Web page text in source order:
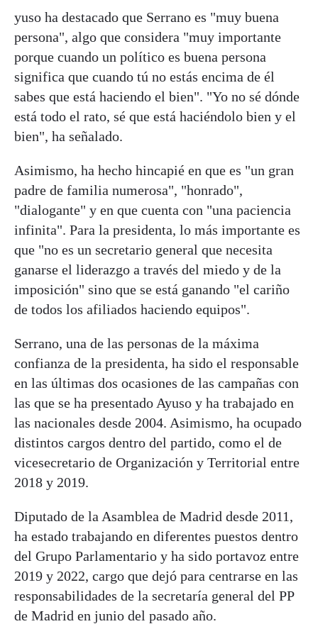
yuso ha destacado que Serrano es "muy buena
persona", algo que considera "muy importante
porque cuando un político es buena persona
significa que cuando tú no estás encima de él
sabes que está haciendo el bien". "Yo no sé dónde
está todo el rato, sé que está haciéndolo bien y el
bien", ha señalado.
Asimismo, ha hecho hincapié en que es "un gran
padre de familia numerosa", "honrado",
"dialogante" y en que cuenta con "una paciencia
infinita". Para la presidenta, lo más importante es
que "no es un secretario general que necesita
ganarse el liderazgo a través del miedo y de la
imposición" sino que se está ganando "el cariño
de todos los afiliados haciendo equipos".
Serrano, una de las personas de la máxima
confianza de la presidenta, ha sido el responsable
en las últimas dos ocasiones de las campañas con
las que se ha presentado Ayuso y ha trabajado en
las nacionales desde 2004. Asimismo, ha ocupado
distintos cargos dentro del partido, como el de
vicesecretario de Organización y Territorial entre
2018 y 2019.
Diputado de la Asamblea de Madrid desde 2011,
ha estado trabajando en diferentes puestos dentro
del Grupo Parlamentario y ha sido portavoz entre
2019 y 2022, cargo que dejó para centrarse en las
responsabilidades de la secretaría general del PP
de Madrid en junio del pasado año.